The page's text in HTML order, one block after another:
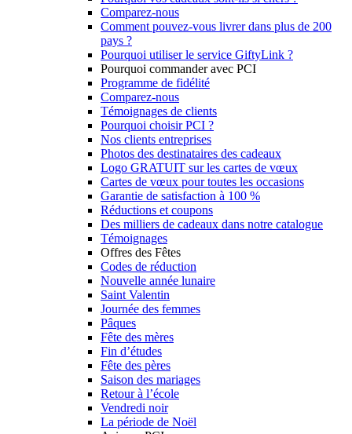
Comparez-nous
Comment pouvez-vous livrer dans plus de 200
pays ?
Pourquoi utiliser le service GiftyLink ?
Pourquoi commander avec PCI
Programme de fidélité
Comparez-nous
Témoignages de clients
Pourquoi choisir PCI ?
Nos clients entreprises
Photos des destinataires des cadeaux
Logo GRATUIT sur les cartes de vœux
Cartes de vœux pour toutes les occasions
Garantie de satisfaction à 100 %
Réductions et coupons
Des milliers de cadeaux dans notre catalogue
Témoignages
Offres des Fêtes
Codes de réduction
Nouvelle année lunaire
Saint Valentin
Journée des femmes
Pâques
Fête des mères
Fin d’études
Fête des pères
Saison des mariages
Retour à l’école
Vendredi noir
La période de Noël